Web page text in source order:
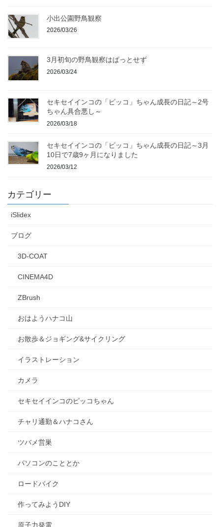
小出公園野鳥観察
2026/03/26
3月初旬の野鳥観察はぱっとせず
2026/03/24
セキセイインコの「ピッコ」ちゃん成長の日記～2号
ちゃん具合悪し～
2026/03/18
セキセイインコの「ピッコ」ちゃん成長の日記～3月
10日で7歳9ヶ月になりました
2026/03/12
カテゴリー
iSlidex
ブログ
3D-COAT
CINEMA4D
ZBrush
おはようハナコ山
お散歩＆ジョギング&サイクリング
イラストレーション
カメラ
セキセイインコのピッコちゃん
チャリ通勤＆ハナコさん
ツバメ営巣
パソコンのこととか
ロードバイク
作ってみようDIY
原子力発電